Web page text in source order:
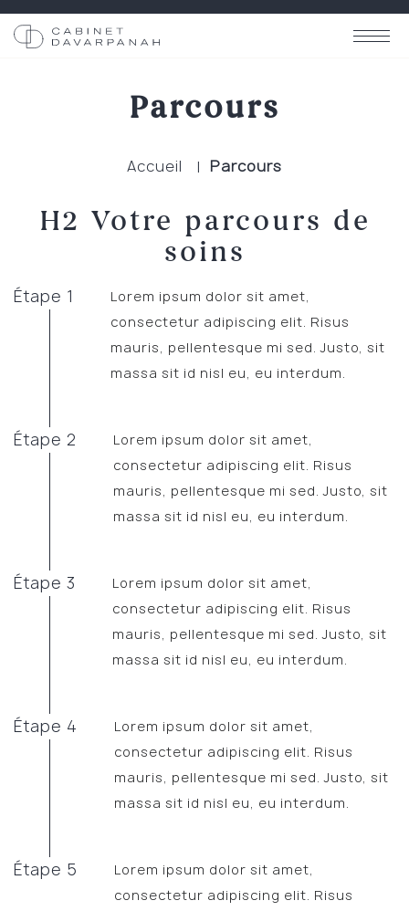
Parcours
Accueil Parcours
H2 Votre parcours de
soins
Étape 1
Lorem ipsum dolor sit amet,
consectetur adipiscing elit. Risus
mauris, pellentesque mi sed. Justo, sit
massa sit id nisl eu, eu interdum.
Étape 2
Lorem ipsum dolor sit amet,
consectetur adipiscing elit. Risus
mauris, pellentesque mi sed. Justo, sit
massa sit id nisl eu, eu interdum.
Étape 3
Lorem ipsum dolor sit amet,
consectetur adipiscing elit. Risus
mauris, pellentesque mi sed. Justo, sit
massa sit id nisl eu, eu interdum.
Étape 4
Lorem ipsum dolor sit amet,
consectetur adipiscing elit. Risus
mauris, pellentesque mi sed. Justo, sit
massa sit id nisl eu, eu interdum.
Étape 5
Lorem ipsum dolor sit amet,
consectetur adipiscing elit. Risus